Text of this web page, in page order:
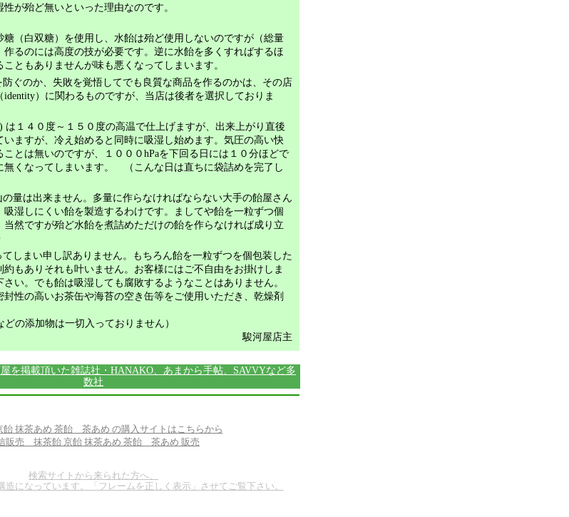
が殆ど無いといった理由なのです。
糖（白双糖）を使用し、水飴は殆ど使用しないのですが（総量
るのには高度の技が必要です。逆に水飴を多くすればするほ
ともありませんが味も悪くなってしまいます。
ぐのか、失敗を覚悟してでも良質な商品を作るのかは、その店
）に関わるものですが、当店は後者を選択しておりま
は１４０度～１５０度の高温で仕上げますが、出来上がり直後
いますが、冷え始めると同時に吸湿し始めます。気圧の高い快
とは無いのですが、１０００hPaを下回る日には１０分ほどで
無くなってしまいます。 （こんな日は直ちに袋詰めを完了し
量は出来ません。多量に作らなければならない大手の飴屋さん
吸湿しにくい飴を製造するわけです。ましてや飴を一粒ずつ個
然ですが殆ど水飴を煮詰めただけの飴を作らなければ成り立
しまい申し訳ありません。もちろん飴を一粒ずつを個包装した
約もありそれも叶いません。お客様にはご不自由をお掛けしま
い。でも飴は吸湿しても腐敗するようなことはありません。
性の高いお茶缶や海苔の空き缶等をご使用いただき、乾燥剤
どの添加物は一切入っておりません）
駿河屋店主
を掲載頂いた雑誌社・HANAKO、あまから手帖、SAVVYなど多
数社
飴 抹茶あめ 茶飴 茶あめ の購入サイトはこちらから
販売 抹茶飴 京飴 抹茶あめ 茶飴 茶あめ 販売
検索サイトから来られた方へ、
造になっています。「フレームを正しく表示」させてご覧下さい。